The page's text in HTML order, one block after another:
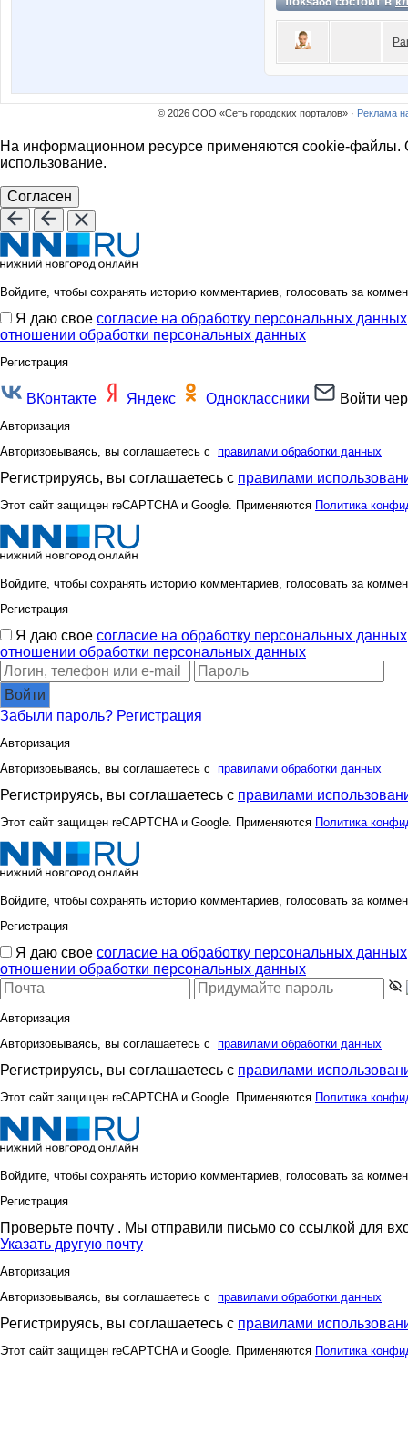
© 2026 ООО «Сеть городских порталов» · Реклама
На информационном ресурсе применяются cookie-файлы.
использование.
Согласен
Войдите, чтобы сохранять историю комментариев, голосовать за
Я даю свое согласие на обработку персональных данных
отношении обработки персональных данных
Регистрация
ВКонтакте Яндекс Одноклассники Войти
Авторизация
Авторизовываясь, вы соглашаетесь с правилами обработки данных
Регистрируясь, вы соглашаетесь с правилами
Этот сайт защищен reCAPTCHA и Google. Применяются Политика
Войдите, чтобы сохранять историю комментариев, голосовать за
Регистрация
Я даю свое согласие на обработку персональных данных
отношении обработки персональных данных
Войти
Забыли пароль? Регистрация
Авторизация
Авторизовываясь, вы соглашаетесь с правилами обработки данных
Регистрируясь, вы соглашаетесь с правилами
Этот сайт защищен reCAPTCHA и Google. Применяются Политика
Войдите, чтобы сохранять историю комментариев, голосовать за
Регистрация
Я даю свое согласие на обработку персональных данных
отношении обработки персональных данных
Авторизация
Авторизовываясь, вы соглашаетесь с правилами обработки данных
Регистрируясь, вы соглашаетесь с правилами
Этот сайт защищен reCAPTCHA и Google. Применяются Политика
Войдите, чтобы сохранять историю комментариев, голосовать за
Регистрация
Проверьте почту . Мы отправили письмо со ссылкой для
Указать другую почту
Авторизация
Авторизовываясь, вы соглашаетесь с правилами обработки данных
Регистрируясь, вы соглашаетесь с правилами
Этот сайт защищен reCAPTCHA и Google. Применяются Политика